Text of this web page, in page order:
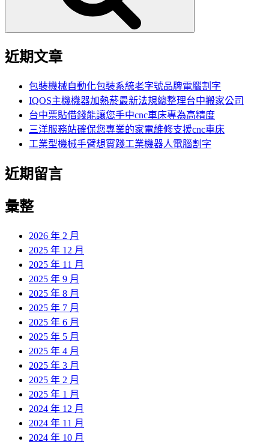
近期文章
包裝機械自動化包裝系統老字號品牌電腦割字
IQOS主機機器加熱菸最新法規總整理台中搬家公司
台中票貼借錢能讓您手中cnc車床專為高精度
三洋服務站確保您專業的家電維修支援cnc車床
工業型機械手臂想實踐工業機器人電腦割字
近期留言
彙整
2026 年 2 月
2025 年 12 月
2025 年 11 月
2025 年 9 月
2025 年 8 月
2025 年 7 月
2025 年 6 月
2025 年 5 月
2025 年 4 月
2025 年 3 月
2025 年 2 月
2025 年 1 月
2024 年 12 月
2024 年 11 月
2024 年 10 月